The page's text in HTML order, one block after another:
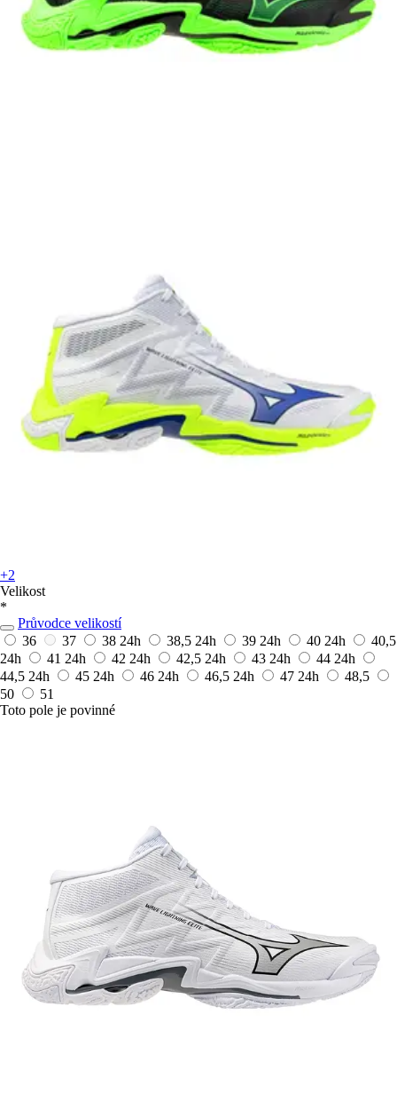
+2
Velikost
*
Průvodce velikostí
36
37 38 24h 38,5 24h 39 24h 40 24h
40,5
24h
41 24h 42 24h 42,5 24h 43 24h 44 24h
44,5 24h 45 24h 46 24h 46,5 24h 47 24h
48,5
50
51
Toto pole je povinné